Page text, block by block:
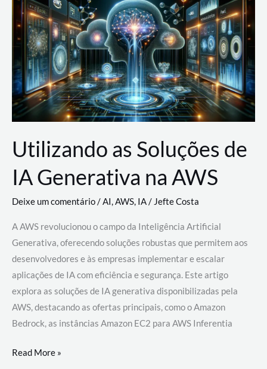
AWS
Utilizando as Soluções de
IA Generativa na AWS
Deixe um comentário/AI,AWS, IA/Jefte Costa
A AWS revolucionou o campo da Inteligência Artificial
Generativa, oferecendo soluções robustas que permitem aos
desenvolvedores e às empresas implementar e escalar
aplicações de IA com eficiência e segurança. Este artigo
explora as soluções de IA generativa disponibilizadas pela
AWS, destacando as ofertas principais, como o Amazon
Bedrock, as instâncias Amazon EC2 para AWS Inferentia
Utilizando
Read More »